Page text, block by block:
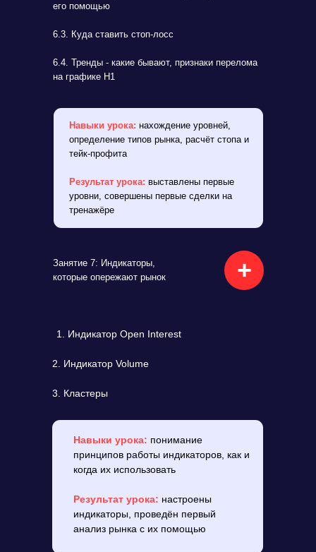
его помощью
6.3. Куда ставить стоп-лосс
6.4. Тренды - какие бывают, признаки перелома
на графике H1
Навыки урока: нахождение уровней,
определение типов рынка, расчёт стопа и
тейк-профита
Результат урока: выставлены первые
уровни, совершены первые сделки на
тренажёре
Занятие 7: Индикаторы,
которые опережают рынок
+
Индикатор Open Interest
2. Индикатор Volume
3. Кластеры
Навыки урока: понимание
принципов работы индикаторов, как и
когда их использовать
Результат урока: настроены
индикаторы, проведён первый
анализ рынка с их помощью